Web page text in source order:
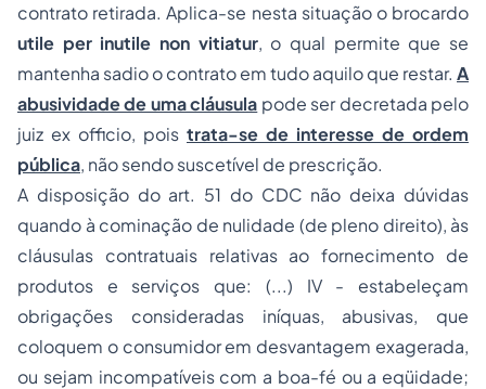
contrato retirada. Aplica-se nesta situação o brocardo
utile per inutile non vitiatur, o qual permite que se
mantenha sadio o contrato em tudo aquilo que restar. A
abusividade de uma cláusula pode ser decretada pelo
juiz ex officio, pois trata-se de interesse de ordem
pública, não sendo suscetível de prescrição.
A disposição do art. 51 do CDC não deixa dúvidas
quando à cominação de nulidade (de pleno direito), às
cláusulas contratuais relativas ao fornecimento de
produtos e serviços que: (...) IV - estabeleçam
obrigações consideradas iníquas, abusivas, que
coloquem o consumidor em desvantagem exagerada,
ou sejam incompatíveis com a boa-fé ou a eqüidade;